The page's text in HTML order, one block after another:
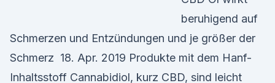
beruhigend auf
Schmerzen und Entzündungen und je größer der
Schmerz 18. Apr. 2019 Produkte mit dem Hanf-
Inhaltsstoff Cannabidiol, kurz CBD, sind leicht